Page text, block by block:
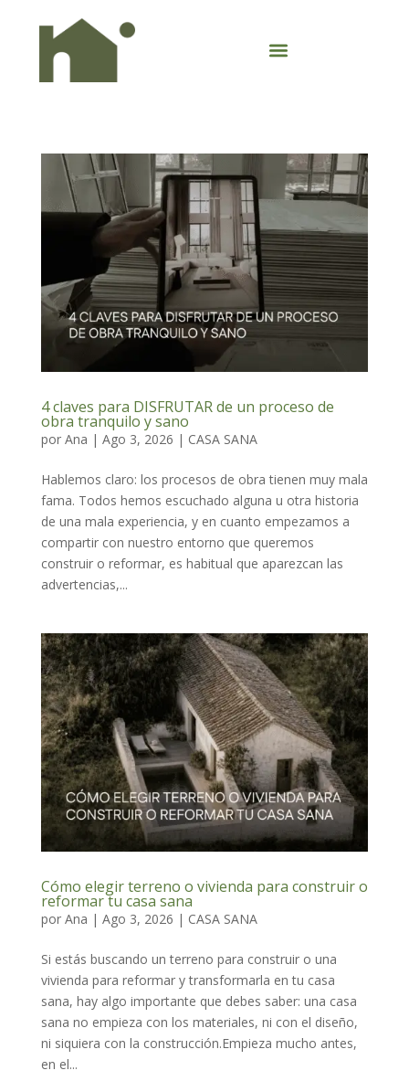
4 claves para DISFRUTAR de un proceso de
obra tranquilo y sano
por Ana | Ago 3, 2026 | CASA SANA
Hablemos claro: los procesos de obra tienen muy mala
fama. Todos hemos escuchado alguna u otra historia
de una mala experiencia, y en cuanto empezamos a
compartir con nuestro entorno que queremos
construir o reformar, es habitual que aparezcan las
advertencias,...
Cómo elegir terreno o vivienda para construir o
reformar tu casa sana
por Ana | Ago 3, 2026 | CASA SANA
Si estás buscando un terreno para construir o una
vivienda para reformar y transformarla en tu casa
sana, hay algo importante que debes saber: una casa
sana no empieza con los materiales, ni con el diseño,
ni siquiera con la construcción.Empieza mucho antes,
en el...